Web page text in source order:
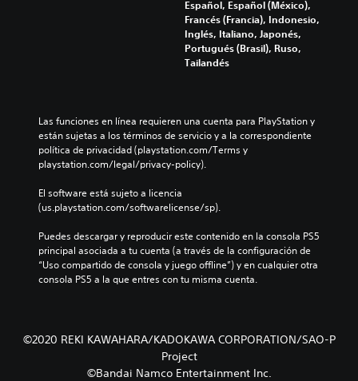
Español, Español (México),
Francés (Francia), Indonesio,
Inglés, Italiano, Japonés,
Portugués (Brasil), Ruso,
Tailandés
Las funciones en línea requieren una cuenta para PlayStation y
están sujetas a los términos de servicio y a la correspondiente
política de privacidad (playstation.com/Terms y
playstation.com/legal/privacy-policy).
El software está sujeto a licencia
(us.playstation.com/softwarelicense/sp).
Puedes descargar y reproducir este contenido en la consola PS5
principal asociada a tu cuenta (a través de la configuración de
“Uso compartido de consola y juego offline”) y en cualquier otra
consola PS5 a la que entres con tu misma cuenta.
©2020 REKI KAWAHARA/KADOKAWA CORPORATION/SAO-P
Project
©Bandai Namco Entertainment Inc.